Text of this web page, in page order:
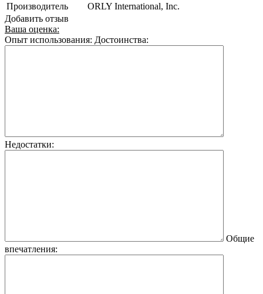
Производитель
ORLY International, Inc.
Добавить отзыв
Ваша оценка:
Опыт использования: Достоинства:
Недостатки:
Общие
впечатления: